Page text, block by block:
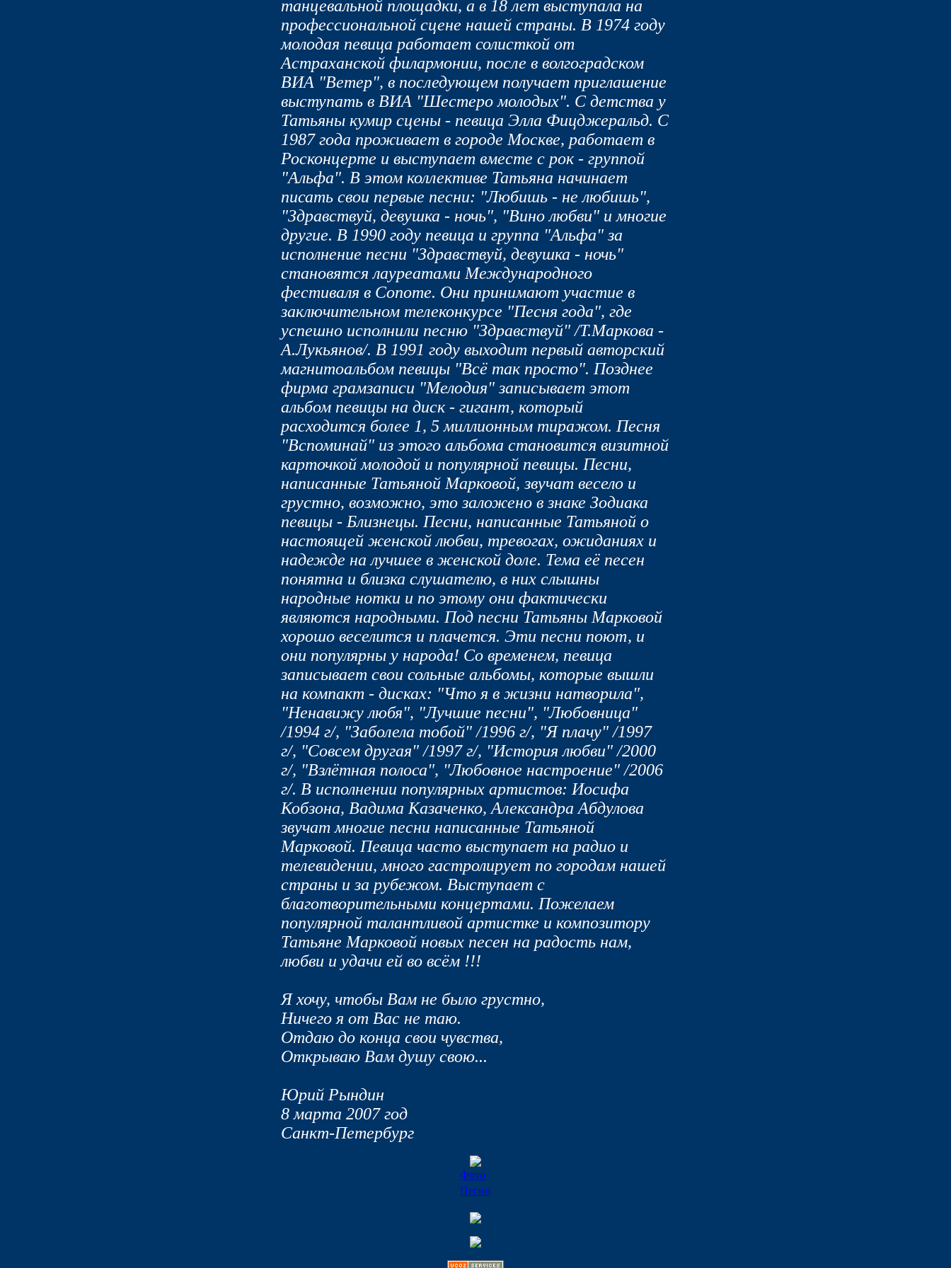
танцевальной площадки, а в 18 лет выступала на
профессиональной сцене нашей страны. В 1974 году
молодая певица работает солисткой от
Астраханской филармонии, после в волгоградском
ВИА "Ветер", в последующем получает приглашение
выступать в ВИА "Шестеро молодых". С детства у
Татьяны кумир сцены - певица Элла Фицджеральд. С
1987 года проживает в городе Москве, работает в
Росконцерте и выступает вместе с рок - группой
"Альфа". В этом коллективе Татьяна начинает
писать свои первые песни: "Любишь - не любишь",
"Здравствуй, девушка - ночь", "Вино любви" и многие
другие. В 1990 году певица и группа "Альфа" за
исполнение песни "Здравствуй, девушка - ночь"
становятся лауреатами Международного
фестиваля в Сопоте. Они принимают участие в
заключительном телеконкурсе "Песня года", где
успешно исполнили песню "Здравствуй" /Т.Маркова -
А.Лукьянов/. В 1991 году выходит первый авторский
магнитоальбом певицы "Всё так просто". Позднее
фирма грамзаписи "Мелодия" записывает этот
альбом певицы на диск - гигант, который
расходится более 1, 5 миллионным тиражом. Песня
"Вспоминай" из этого альбома становится визитной
карточкой молодой и популярной певицы. Песни,
написанные Татьяной Марковой, звучат весело и
грустно, возможно, это заложено в знаке Зодиака
певицы - Близнецы. Песни, написанные Татьяной о
настоящей женской любви, тревогах, ожиданиях и
надежде на лучшее в женской доле. Тема её песен
понятна и близка слушателю, в них слышны
народные нотки и по этому они фактически
являются народными. Под песни Татьяны Марковой
хорошо веселится и плачется. Эти песни поют, и
они популярны у народа! Со временем, певица
записывает свои сольные альбомы, которые вышли
на компакт - дисках: "Что я в жизни натворила",
"Ненавижу любя", "Лучшие песни", "Любовница"
/1994 г/, "Заболела тобой" /1996 г/, "Я плачу" /1997
г/, "Совсем другая" /1997 г/, "История любви" /2000
г/, "Взлётная полоса", "Любовное настроение" /2006
г/. В исполнении популярных артистов: Иосифа
Кобзона, Вадима Казаченко, Александра Абдулова
звучат многие песни написанные Татьяной
Марковой. Певица часто выступает на радио и
телевидении, много гастролирует по городам нашей
страны и за рубежом. Выступает с
благотворительными концертами. Пожелаем
популярной талантливой артистке и композитору
Татьяне Марковой новых песен на радость нам,
любви и удачи ей во всём !!!
Я хочу, чтобы Вам не было грустно,
Ничего я от Вас не таю.
Отдаю до конца свои чувства,
Открываю Вам душу свою...
Юрий Рындин
8 марта 2007 год
Санкт-Петербург
Фото
Песни